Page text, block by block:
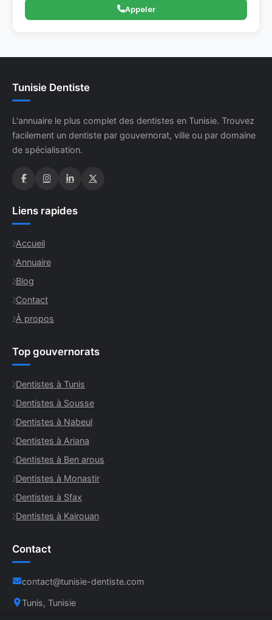
Appeler
Tunisie Dentiste
L'annuaire le plus complet des dentistes en Tunisie. Trouvez
facilement un dentiste par gouvernorat, ville ou par domaine
de spécialisation.
Liens rapides
Accueil
Annuaire
Blog
Contact
À propos
Top gouvernorats
Dentistes à Tunis
Dentistes à Sousse
Dentistes à Nabeul
Dentistes à Ariana
Dentistes à Ben arous
Dentistes à Monastir
Dentistes à Sfax
Dentistes à Kairouan
Contact
contact@tunisie-dentiste.com
Tunis, Tunisie